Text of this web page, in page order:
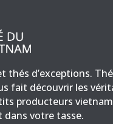
thés d’exceptions.
fait découvrir les
producteurs
dans votre tasse.